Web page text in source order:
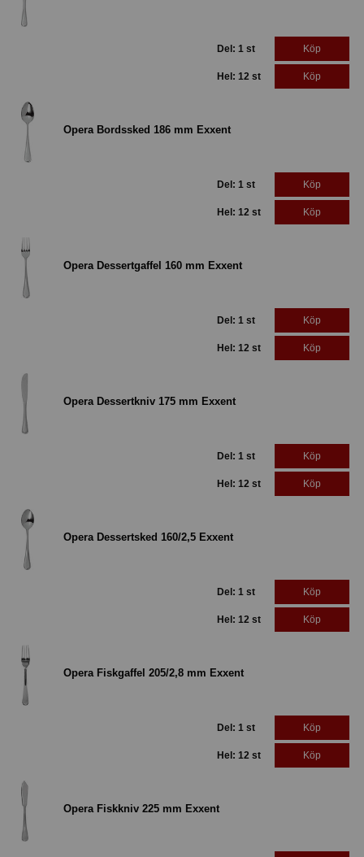
Del: 1 st Köp
Hel: 12 st Köp
Opera Bordssked 186 mm Exxent
Del: 1 st Köp
Hel: 12 st Köp
Opera Dessertgaffel 160 mm Exxent
Del: 1 st Köp
Hel: 12 st Köp
Opera Dessertkniv 175 mm Exxent
Del: 1 st Köp
Hel: 12 st Köp
Opera Dessertsked 160/2,5 Exxent
Del: 1 st Köp
Hel: 12 st Köp
Opera Fiskgaffel 205/2,8 mm Exxent
Del: 1 st Köp
Hel: 12 st Köp
Opera Fiskkniv 225 mm Exxent